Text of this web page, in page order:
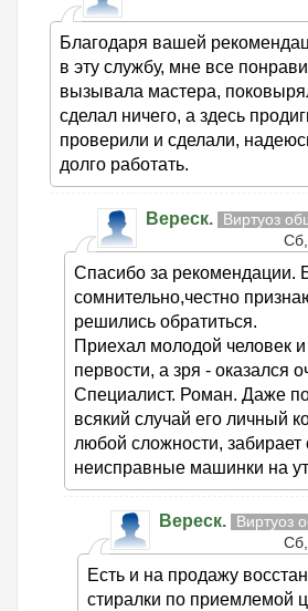
Благодаря вашей
в эту службу, мне все
вызывала мастера,
сделал ничего, а здесь
проверили и сделали,
долго работать.
Вереск. Виртуоз
Спасибо за рекомендации.
сомнительно,честно
решились обратиться.
Приехал молодой человек
первости, а зря - оказался
Специалист. Роман. Даже
всякий случай его личный
любой сложности, забирает
неисправные машинки на
Вереск. Виртуоз
Есть и на продажу
стиралки по приемлемой